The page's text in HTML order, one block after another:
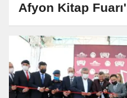
Afyon Kitap